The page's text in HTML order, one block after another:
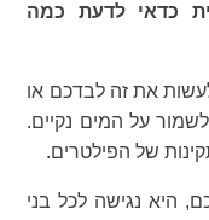
כדאי לדעת כמה
את זה לבדכם או
על המים נקיים.
של הפילטרים.
היא נגישה לכל בני